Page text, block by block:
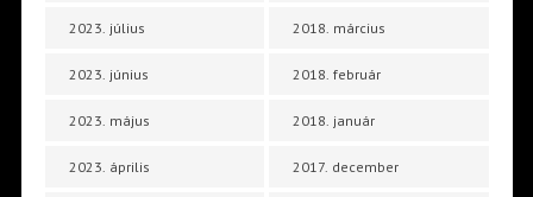
2023. július
2023. június
2023. május
2023. április
2018. március
2018. február
2018. január
2017. december